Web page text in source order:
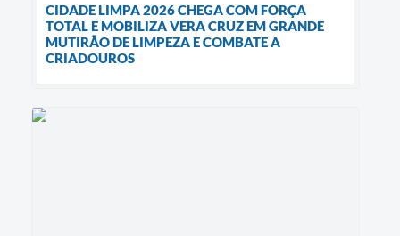
CIDADE LIMPA 2026 CHEGA COM FORÇA
TOTAL E MOBILIZA VERA CRUZ EM GRANDE
MUTIRÃO DE LIMPEZA E COMBATE A
CRIADOUROS